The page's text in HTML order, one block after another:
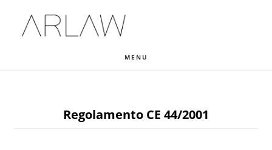
MENU
Regolamento CE 44/2001